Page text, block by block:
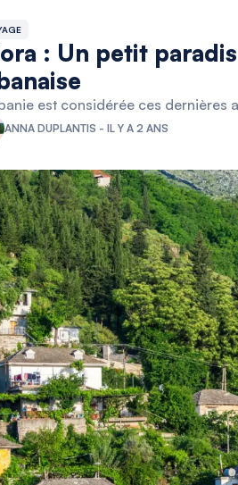
: Un petit
est considérée ces
ANNA DUPLANTIS - IL Y A 2 ANS